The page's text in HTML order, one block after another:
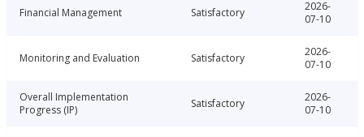
Financial Management Satisfactory
2026-
07-10
Monitoring and Evaluation Satisfactory
2026-
07-10
Overall Implementation
Progress (IP)
Satisfactory
2026-
07-10